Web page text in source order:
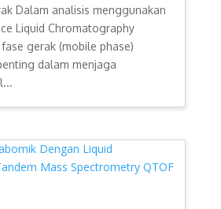
Dalam analisis menggunakan
Liquid Chromatography
fase gerak (mobile phase)
dalam menjaga